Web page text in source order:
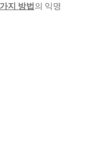
지 방법의 익명